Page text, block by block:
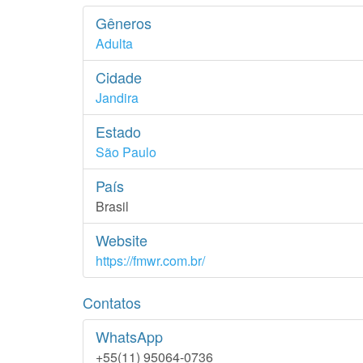
Gêneros
Adulta
Cidade
Jandira
Estado
São Paulo
País
Brasil
Website
https://fmwr.com.br/
Contatos
WhatsApp
+55(11) 95064-0736